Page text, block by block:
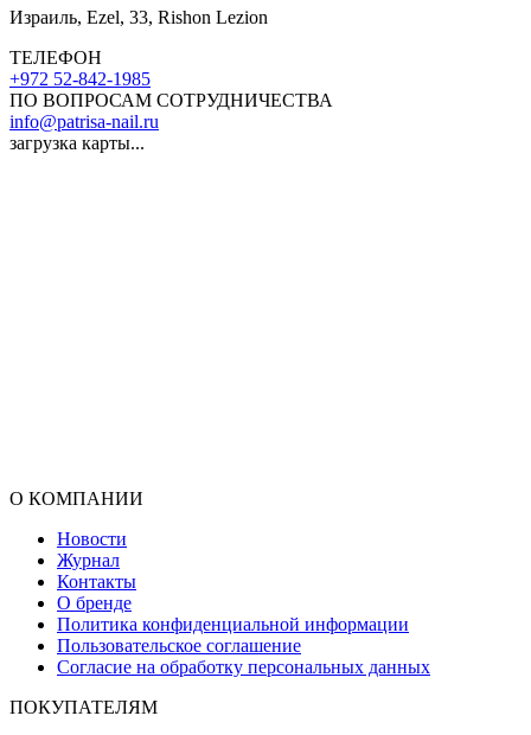
Израиль, Ezel, 33, Rishon Lezion
ТЕЛЕФОН
+972 52-842-1985
ПО ВОПРОСАМ СОТРУДНИЧЕСТВА
info@patrisa-nail.ru
загрузка карты...
О КОМПАНИИ
Новости
Журнал
Контакты
О бренде
Политика конфиденциальной информации
Пользовательское соглашение
Согласие на обработку персональных данных
ПОКУПАТЕЛЯМ